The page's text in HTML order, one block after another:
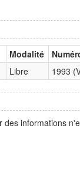
Modalité
Libre 1993
informations